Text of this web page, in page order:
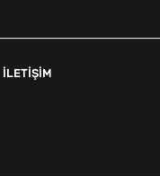
İLETIŞIM